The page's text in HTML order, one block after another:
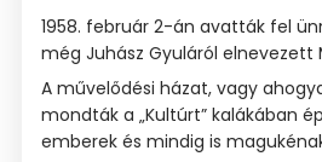
1958. február 2-án avatták fel
még Juhász Gyuláról elnevezett
A művelődési házat, vagy
mondták a „Kultúrt” kalákában
emberek és mindig is